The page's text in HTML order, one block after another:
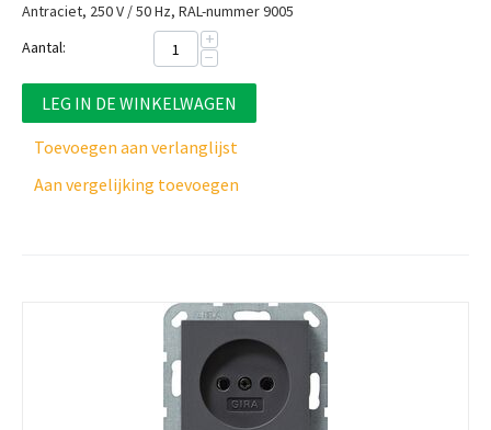
Antraciet, 250 V / 50 Hz, RAL-nummer 9005
Aantal:
+
−
LEG IN DE WINKELWAGEN
Toevoegen aan verlanglijst
Aan vergelijking toevoegen